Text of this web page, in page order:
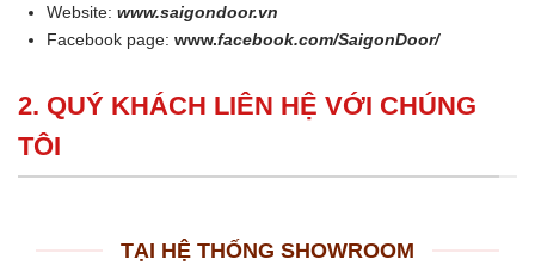
Website:www.saigondoor.vn
Facebook page:www.facebook.com/SaigonDoor/
2. QUÝ KHÁCH LIÊN HỆ VỚI CHÚNG
TÔI
TẠI HỆ THỐNG SHOWROOM